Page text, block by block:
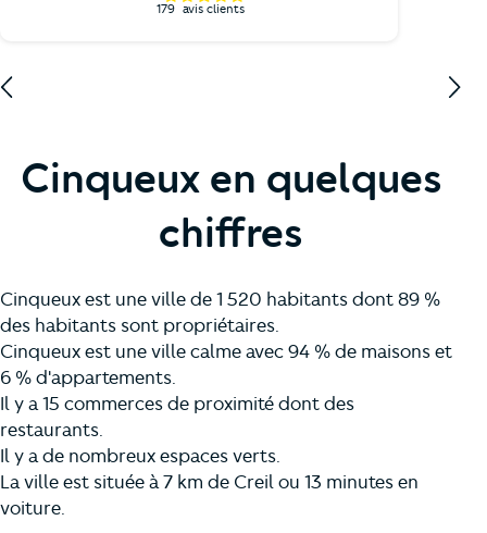
179 avis clients
Cinqueux en quelques
chiffres
Cinqueux est une ville de 1 520 habitants dont 89 %
des habitants sont propriétaires.
Cinqueux est une ville calme avec 94 % de maisons et
6 % d'appartements.
Il y a 15 commerces de proximité dont des
restaurants.
Il y a de nombreux espaces verts.
La ville est située à 7 km de Creil ou 13 minutes en
voiture.